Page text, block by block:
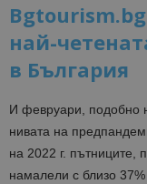
най-
в България
И февруари, подобно
нивата на
на 2022 г. пътниците,
намалели с близо